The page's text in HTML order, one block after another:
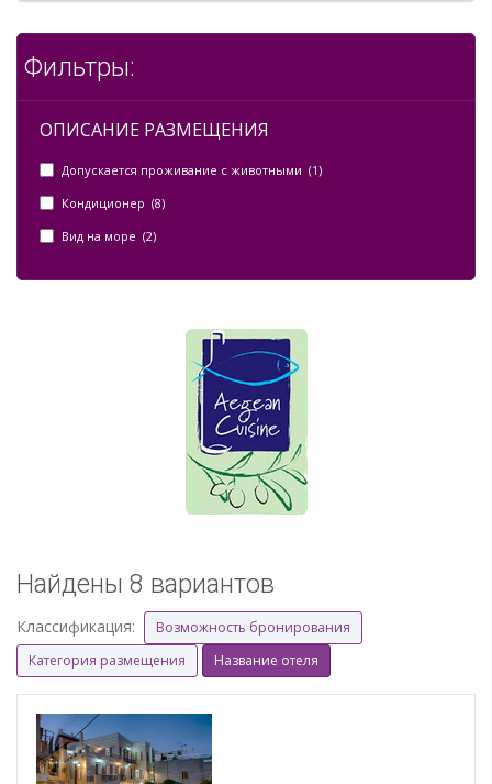
Фильтры:
ОПИСАНИЕ РАЗМЕЩЕНИЯ
Допускается проживание с животными (1)
Кондиционер (8)
Вид на море (2)
Найдены 8 вариантов
Классификация:
Возможность бронирования
Категория размещения
Название отеля